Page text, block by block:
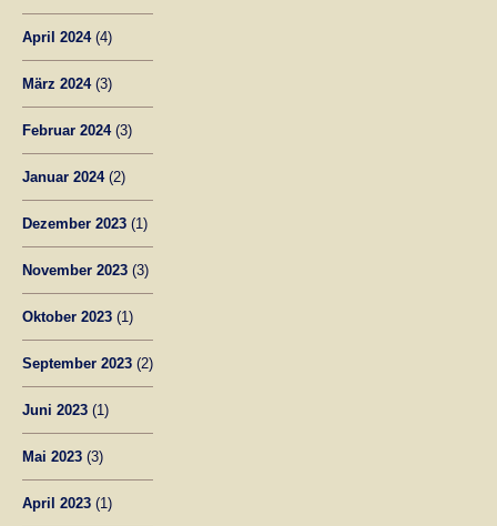
April 2024(4)
März 2024(3)
Februar 2024(3)
Januar 2024(2)
Dezember 2023 (1)
November 2023 (3)
Oktober 2023 (1)
September 2023 (2)
Juni 2023 (1)
Mai 2023 (3)
April 2023 (1)